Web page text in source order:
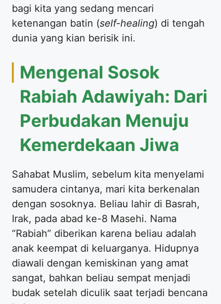
bagi kita yang sedang mencari
ketenangan batin (self-healing) di tengah
dunia yang kian berisik ini.
Mengenal Sosok
Rabiah Adawiyah: Dari
Perbudakan Menuju
Kemerdekaan Jiwa
Sahabat Muslim, sebelum kita menyelami
samudera cintanya, mari kita berkenalan
dengan sosoknya. Beliau lahir di Basrah,
Irak, pada abad ke-8 Masehi. Nama
“Rabiah” diberikan karena beliau adalah
anak keempat di keluarganya. Hidupnya
diawali dengan kemiskinan yang amat
sangat, bahkan beliau sempat menjadi
budak setelah diculik saat terjadi bencana